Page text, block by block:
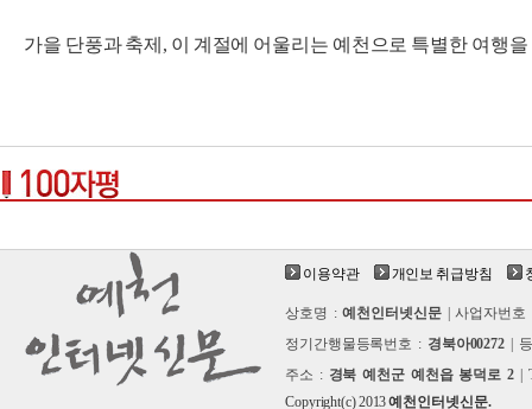
가을 단풍과 축제, 이 계절에 어울리는 예천으로 특별한 여행
이용약관 개인보 취급방침
상호명 :예천인터넷신문| 사업자번
정기간행물등록번호 : 경북아00272 |
주소 : 경북 예천군 예천읍 봉덕로 2|
Copyright(c) 2013예천인터넷신문.